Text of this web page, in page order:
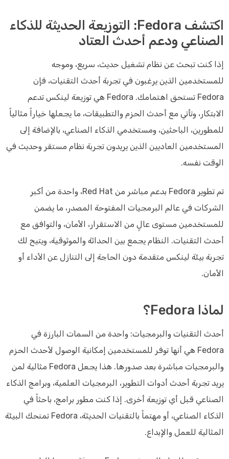
اكتشف Fedora: التوزيعة الحديثة للذكاء
الصناعي ودعم أحدث العتاد
إذا كنت تبحث عن نظام تشغيل حديث، سريع، وموجه
للمستخدمين الذين يرغبون في تجربة أحدث التقنيات، فإن
Fedora تستحق اهتمامك. Fedora هي توزيعة لينكس تدعم
الابتكار، وتأتي مع أحدث الحزم والتطبيقات، ما يجعلها خياراً مثالياً
للمطورين، الباحثين، ومستخدمي الذكاء الصناعي، بالإضافة إلى
المستخدمين العاديين الذين يريدون تجربة نظام مستقر وحديث في
الوقت نفسه.
تم تطوير Fedora بدعم مباشر من Red Hat، واحدة من أكبر
الشركات في عالم البرمجيات المفتوحة المصدر، ما يضمن
للمستخدمين مستوى عالٍ من الاستقرار، الأمان، والتوافق مع
أحدث التقنيات. النظام يجمع بين الحداثة والموثوقية، ويتيح لك
تجربة بيئة لينكس متقدمة دون الحاجة إلى التنازل عن الأداء أو
الأمان.
لماذا Fedora؟
أحدث التقنيات والبرمجيات: واحدة من السمات البارزة في
Fedora هي أنها توفر للمستخدمين إمكانية الوصول لأحدث الحزم
والبرمجيات مباشرة بعد صدورها. هذا يجعل Fedora مثالية لمن
يريد تجربة أحدث أدوات التطوير، البرمجيات العلمية، وبرامج الذكاء
الصناعي قبل أي توزيعة أخرى. إذا كنت مطور برامج، باحثاً في
الذكاء الصناعي، أو مهتماً بالتقنيات الحديثة، Fedora تمنحك البيئة
المثالية للعمل والإبداع.